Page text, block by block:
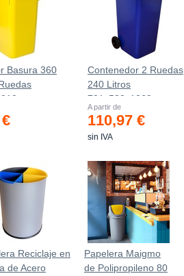
Basura 360
mm
Contenedor 2 Ruedas
240 Litros
721х582х1069mm
A partir de
110,97 €
sin IVA
Reciclaje en
de Acero
Papelera Maigmo
de Polipropileno 80